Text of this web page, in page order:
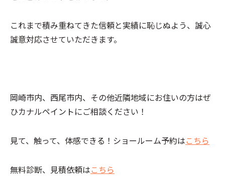
これまで積み重ねてきた信頼と実績に恥じぬよう、誠心
誠意対応させていただきます。
岡崎市内、西尾市内、その他近隣地域にお住いの方はぜ
ひカナルペイントにご相談ください！
見て、触って、体感できる！ショールーム予約はこちら
無料診断、見積依頼はこちら